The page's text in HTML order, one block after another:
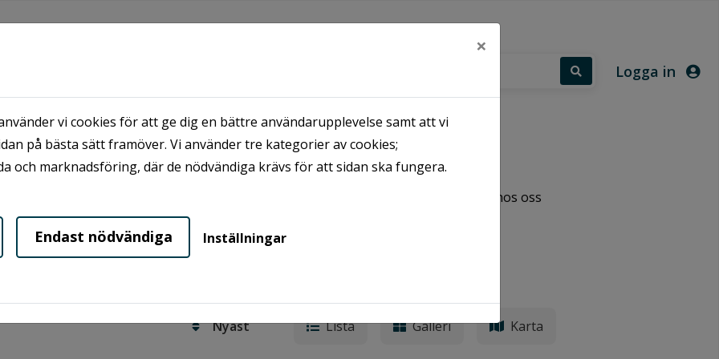
Logga in
vi lediga parkeringsplatser och garage i våra områden.
, där du också kan följa din ansökan. I nuläget är det bara du som är hyresgäst hos oss
parkerings- eller garageplats. Genom att aktivera bevakning får du automatiskt
område du är intresserad av.
Lista Galleri Karta
×
vi cookies för att ge dig en bättre användarupplevelse samt att vi
på bästa sätt framöver. Vi använder tre kategorier av cookies;
och marknadsföring, där de nödvändiga krävs för att sidan ska fungera.
Endast nödvändiga Inställningar